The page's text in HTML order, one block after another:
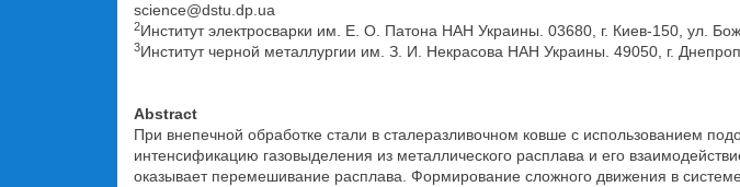
science@dstu.dp.ua
2Институт электросварки им. Е. О. Патона НАН Украины. 03680, г. Киев-150, ул.
3Институт черной металлургии им. З. И. Некрасова НАН Украины. 49050, г.
Abstract
При внепечной обработке стали в сталеразливочном ковше с использованием
интенсификацию газовыделения из металлического расплава и его
оказывает перемешивание расплава. Формирование сложного движения в